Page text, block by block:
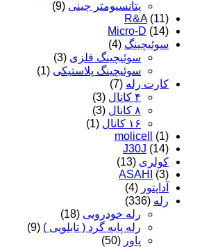
پتانسیومتر چینی (9)
R&A (11)
Micro-D (14)
سوئیچینگ (4)
سوئیچینگ فلزی (3)
سوئیچینگ پلاستیکی (1)
کارت رله (7)
۴ کانال
(3)
۸ کانال
(3)
۱۶ کانال
(1)
molicell
(1)
J30J (14)
کولری (13)
ASAHI
(3)
آداپتور (4)
رله (336)
رله خودرویی (18)
رله پایه گرد ( تابلویی ) (9)
پاور (50)